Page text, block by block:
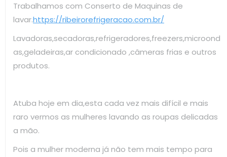
Trabalhamos com Conserto de Maquinas de
lavar.https://ribeirorefrigeracao.com.br/
Lavadoras,secadoras,refrigeradores,freezers,microond
as,geladeiras,ar condicionado ,câmeras frias e outros
produtos.
Atuba hoje em dia,esta cada vez mais difícil e mais
raro vermos as mulheres lavando as roupas delicadas
a mão.
Pois a mulher moderna já não tem mais tempo para